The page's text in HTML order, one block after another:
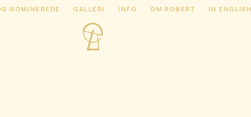
NOMINEREDE GALLERI INFO OM ROBERT IN ENGLISH